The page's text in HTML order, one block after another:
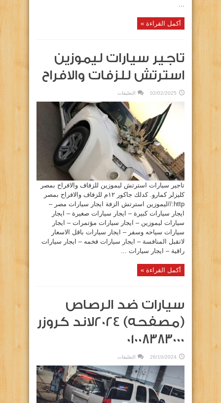
...
أكمل القراءة »
تاجير سيارات ليموزين
استرتش للزفات والافراح
02/02/2025 التعليقات
سيارات
ليموزين
استرتش
للزفات
والافراح
مغلقة
تاجير سيارات استرتش ليموزين للزفاف والافراح بمصر
كليزلر كمارو. كدلك جاكور ١٢م للزفاف والافراح بمصر
http://ليموزين استرتش الزفة ايجار سيارات مصر –
ايجار سيارات كبيرة – ايجار سيارات صغيرة – ايجار
سيارات ليموزين – ايجار سيارات مؤتمرات – ايجار
سيارات سياحه وسفر – ايجار سيارات باقل الاسعار
لاتقبل المنافسة – ايجار سيارات فخمه – ايجار سيارات
راقية – ايجار سيارات ...
أكمل القراءة »
سيارات ضد الرصاص
(مصفحه) 2024لاند كروزر
٠١٠٠٨٣٨٣٠٠٠
26/10/2024 التعليقات
ضد
الرصاص
(مصفحه)
2024لاند
كروزر
٠١٠٠٨٣٨٣٠٠٠
مغلقة